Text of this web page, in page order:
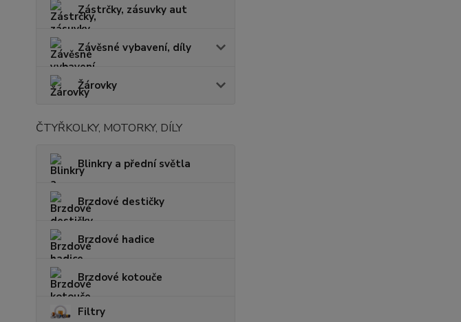
Zástrčky, zásuvky aut
Závěsné vybavení, díly
Žárovky
ČTYŘKOLKY, MOTORKY, DÍLY
Blinkry a přední světla
Brzdové destičky
Brzdové hadice
Brzdové kotouče
Filtry